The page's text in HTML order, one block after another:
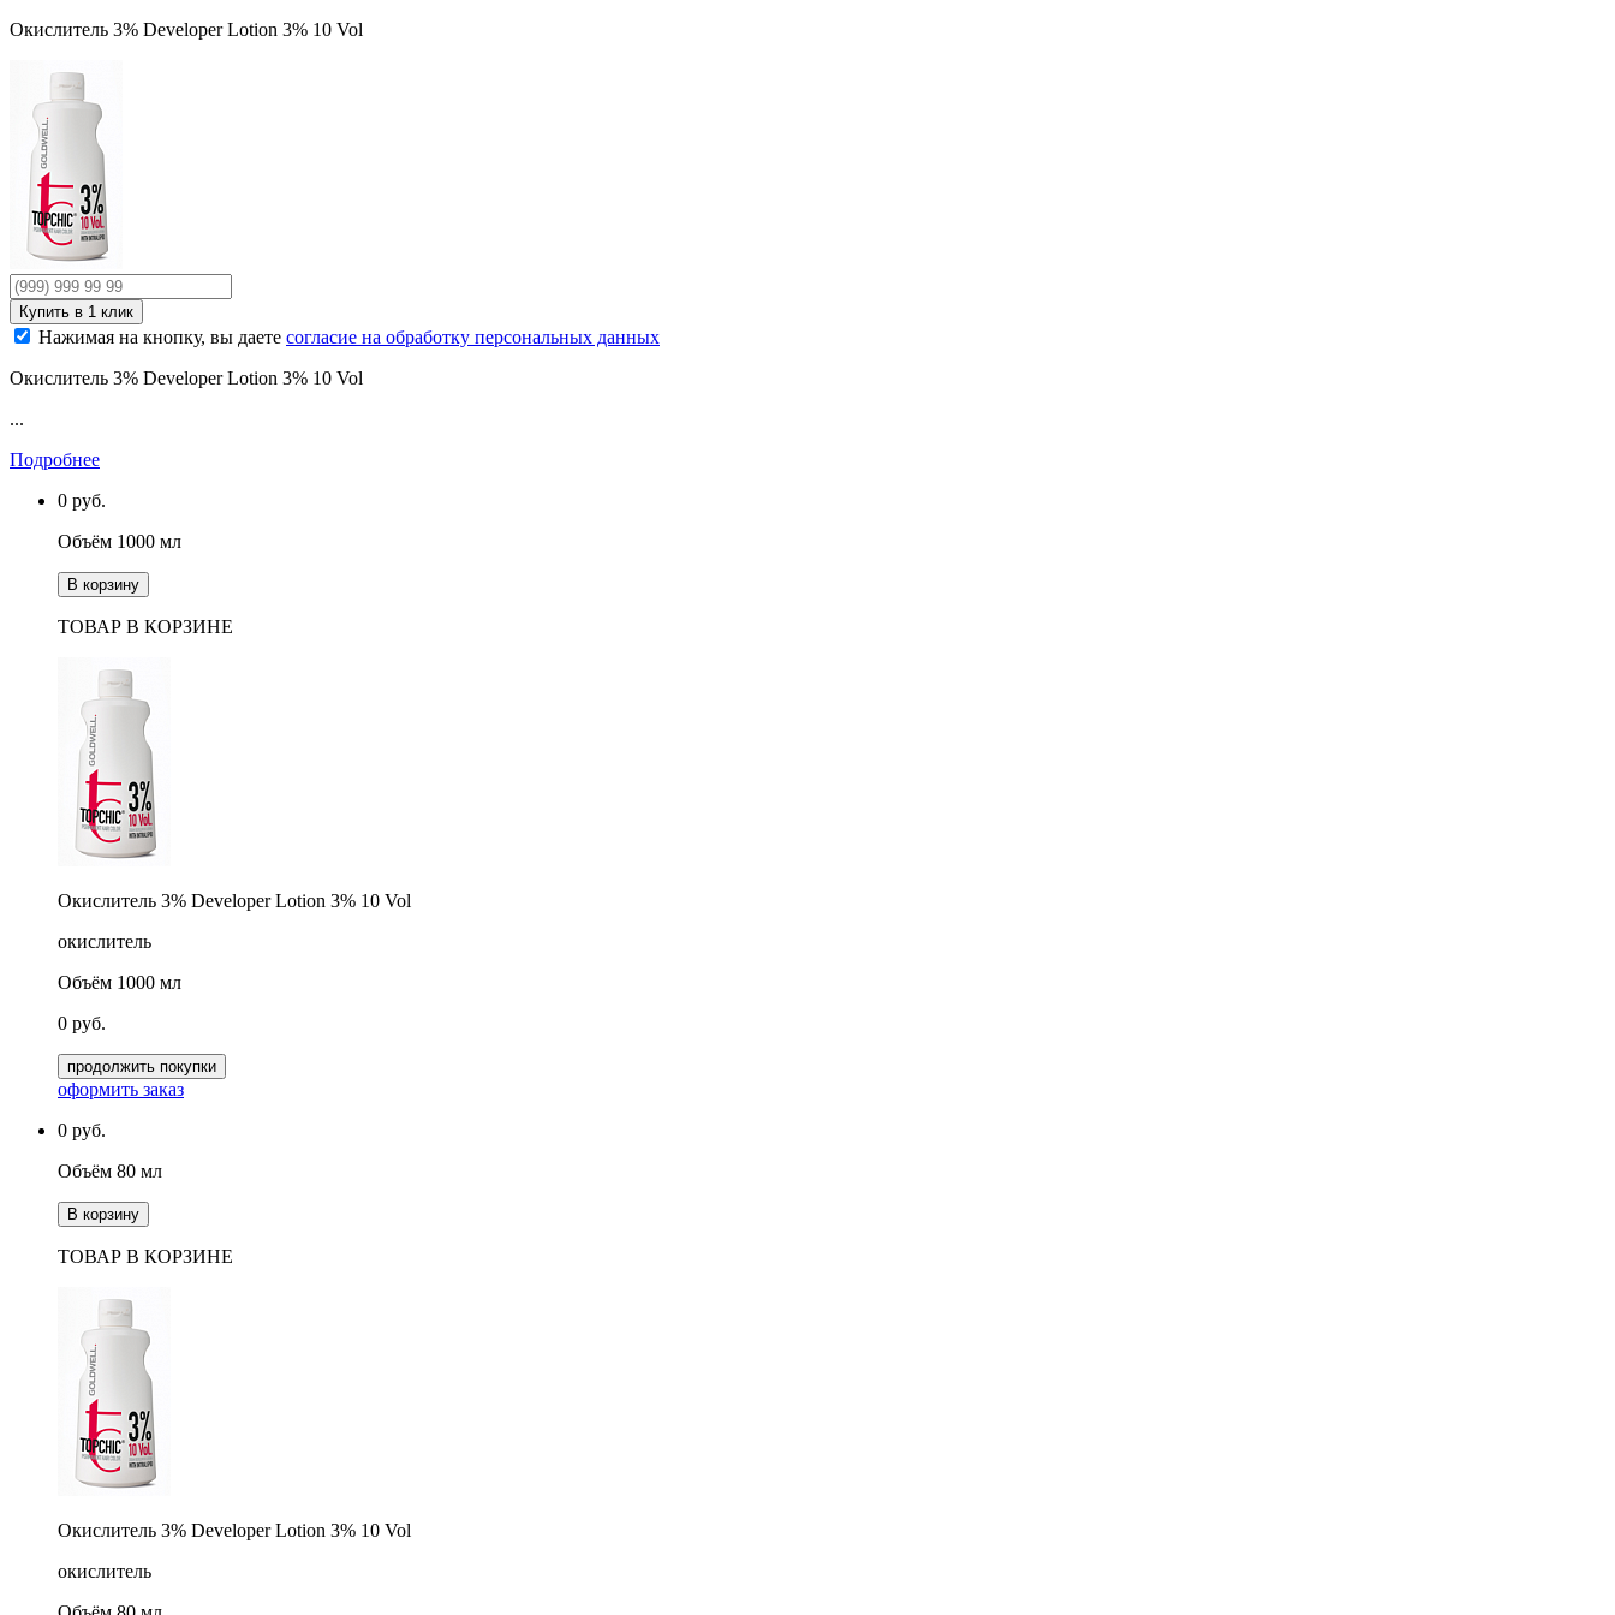
Окислитель 3% Developer Lotion 3% 10 Vol
Нажимая на кнопку, вы даете согласие на обработку персональных данных
Окислитель 3% Developer Lotion 3% 10 Vol
...
Подробнее
0 руб.
Объём 1000 мл
В корзину
ТОВАР В КОРЗИНЕ
Окислитель 3% Developer Lotion 3% 10 Vol
окислитель
Объём 1000 мл
0 руб.
продолжить покупки
оформить заказ
0 руб.
Объём 80 мл
В корзину
ТОВАР В КОРЗИНЕ
Окислитель 3% Developer Lotion 3% 10 Vol
окислитель